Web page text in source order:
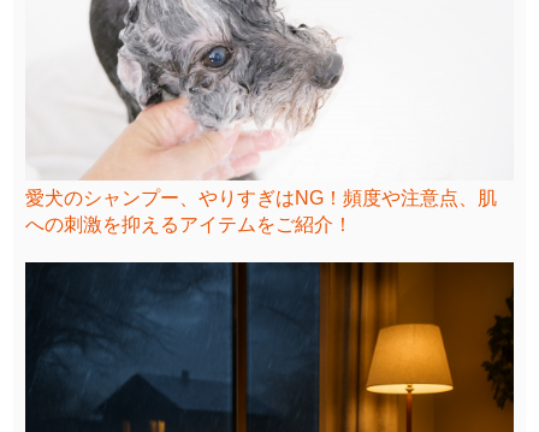
愛犬のシャンプー、やりすぎはNG！頻度や注意点、肌
への刺激を抑えるアイテムをご紹介！